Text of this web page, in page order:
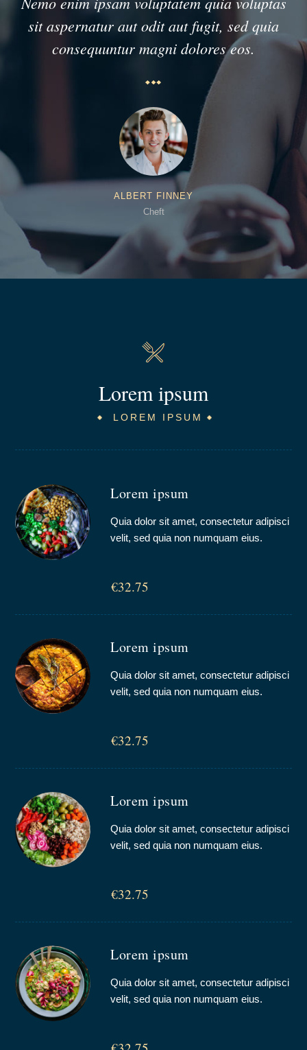
sit aspernatur aut odit aut fugit, sed quia
consequuntur magni dolores eos.
ALBERT FINNEY
Cheft
Lorem ipsum
LOREM IPSUM
Lorem ipsum
Quia dolor sit amet, consectetur adipisci
velit, sed quia non numquam eius.
€32.75
Lorem ipsum
Quia dolor sit amet, consectetur adipisci
velit, sed quia non numquam eius.
€32.75
Lorem ipsum
Quia dolor sit amet, consectetur adipisci
velit, sed quia non numquam eius.
€32.75
Lorem ipsum
Quia dolor sit amet, consectetur adipisci
velit, sed quia non numquam eius.